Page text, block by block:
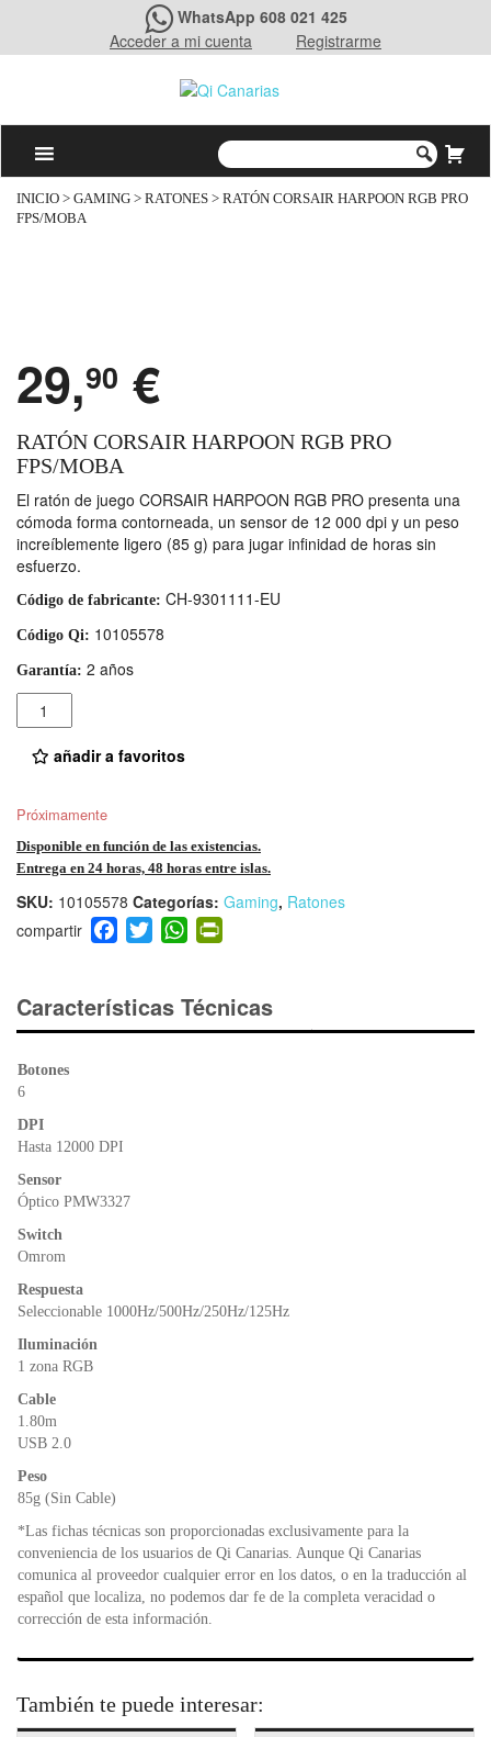
WhatsApp 608 021 425
Acceder a mi cuenta
Registrarme
INICIO > GAMING > RATONES > RATÓN CORSAIR HARPOON RGB PRO
FPS/MOBA
29,90 €
RATÓN CORSAIR HARPOON RGB PRO
FPS/MOBA
El ratón de juego CORSAIR HARPOON RGB PRO presenta una
cómoda forma contorneada, un sensor de 12 000 dpi y un peso
increíblemente ligero (85 g) para jugar infinidad de horas sin
esfuerzo.
Código de fabricante: CH-9301111-EU
Código Qi: 10105578
Garantía: 2 años
Cantidad
añadir a favoritos
Próximamente
Disponible en función de las existencias.
Entrega en 24 horas, 48 horas entre islas.
SKU: 10105578 Categorías: Gaming, Ratones
F
a
e
b
T
wi
er
W
h
s
A
ri
e
Características Técnicas
Botones
6
DPI
Hasta 12000 DPI
Sensor
Óptico PMW3327
Switch
Omrom
Respuesta
Seleccionable 1000Hz/500Hz/250Hz/125Hz
Iluminación
1 zona RGB
Cable
1.80m
USB 2.0
Peso
85g (Sin Cable)
*Las fichas técnicas son proporcionadas exclusivamente para la
conveniencia de los usuarios de Qi Canarias. Aunque Qi Canarias
comunica al proveedor cualquier error en los datos, o en la traducción al
español que localiza, no podemos dar fe de la completa veracidad o
corrección de esta información.
También te puede interesar: